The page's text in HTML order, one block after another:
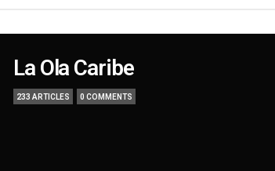
La Ola Caribe
233 ARTICLES 0 COMMENTS